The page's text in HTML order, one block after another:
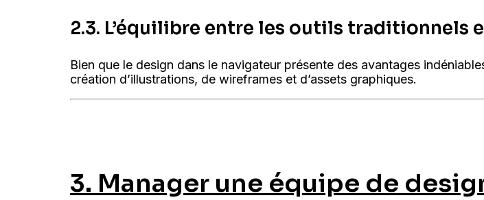
2.3. L’équilibre entre les outils traditionnels
Bien que le design dans le navigateur présente des avantages
création d’illustrations, de wireframes et d’assets graphiques.
3. Manager une équipe de